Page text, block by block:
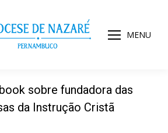
MENU
sobre fundadora das
da Instrução Cristã